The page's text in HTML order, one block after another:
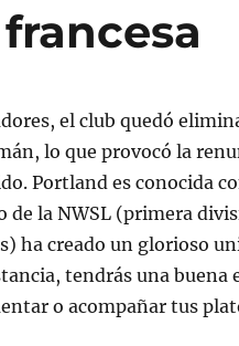
el club quedó
lo que provocó la
Portland es conocida
de la NWSL (primera
ha creado un glorioso
tendrás una buena
o acompañar tus